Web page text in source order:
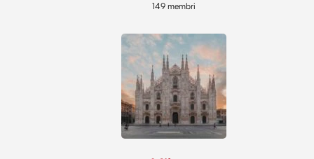
149 membri